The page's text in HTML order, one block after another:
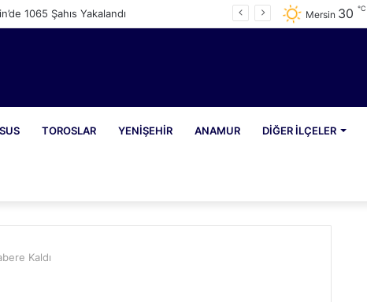
1065 Şahıs Yakalandı Mersin 30 ℃
TOROSLAR YENIŞEHIR ANAMUR DIĞER İLÇELER
Kaldı